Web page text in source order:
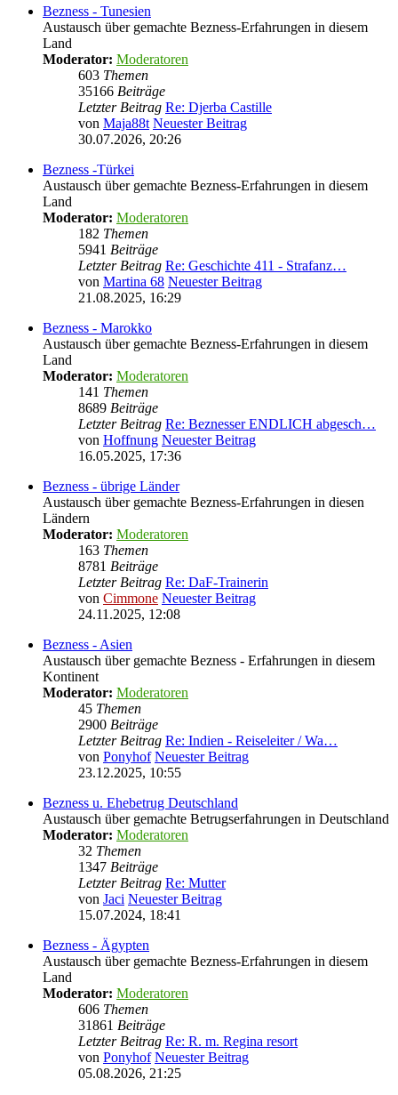
Bezness - Tunesien
Austausch über gemachte Bezness-Erfahrungen in diesem
Land
Moderator: Moderatoren
603 Themen
35166 Beiträge
Letzter Beitrag Re: Djerba Castille
von Maja88t Neuester Beitrag
30.07.2026, 20:26
Bezness -Türkei
Austausch über gemachte Bezness-Erfahrungen in diesem
Land
Moderator: Moderatoren
182 Themen
5941 Beiträge
Letzter Beitrag Re: Geschichte 411 - Strafanz…
von Martina 68 Neuester Beitrag
21.08.2025, 16:29
Bezness - Marokko
Austausch über gemachte Bezness-Erfahrungen in diesem
Land
Moderator: Moderatoren
141 Themen
8689 Beiträge
Letzter Beitrag Re: Beznesser ENDLICH abgesch…
von Hoffnung Neuester Beitrag
16.05.2025, 17:36
Bezness - übrige Länder
Austausch über gemachte Bezness-Erfahrungen in diesen
Ländern
Moderator: Moderatoren
163 Themen
8781 Beiträge
Letzter Beitrag Re: DaF-Trainerin
von Cimmone Neuester Beitrag
24.11.2025, 12:08
Bezness - Asien
Austausch über gemachte Bezness - Erfahrungen in diesem
Kontinent
Moderator: Moderatoren
45 Themen
2900 Beiträge
Letzter Beitrag Re: Indien - Reiseleiter / Wa…
von Ponyhof Neuester Beitrag
23.12.2025, 10:55
Bezness u. Ehebetrug Deutschland
Austausch über gemachte Betrugserfahrungen in Deutschland
Moderator: Moderatoren
32 Themen
1347 Beiträge
Letzter Beitrag Re: Mutter
von Jaci Neuester Beitrag
15.07.2024, 18:41
Bezness - Ägypten
Austausch über gemachte Bezness-Erfahrungen in diesem
Land
Moderator: Moderatoren
606 Themen
31861 Beiträge
Letzter Beitrag Re: R. m. Regina resort
von Ponyhof Neuester Beitrag
05.08.2026, 21:25